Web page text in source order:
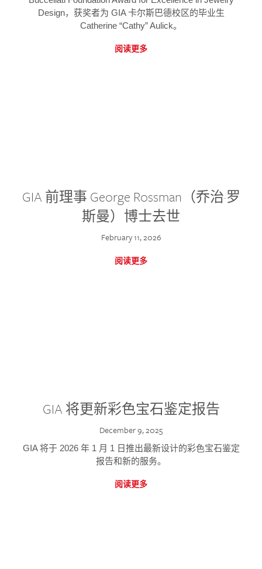
Design，获奖者为 GIA 卡尔斯巴德校区的毕业生
Catherine “Cathy” Aulick。
阅读更多
GIA 前理事 George Rossman（乔治·罗
斯曼）博士去世
February 11, 2026
阅读更多
GIA 将更新彩色宝石鉴定报告
December 9, 2025
GIA 将于 2026 年 1 月 1 日推出最新设计的彩色宝石鉴定
报告和新的服务。
阅读更多